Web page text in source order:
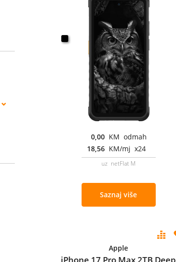
0,00 KM odmah
18,56 KM/mj x24
uz netFlat M
Saznaj više
Apple